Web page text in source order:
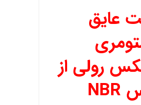
عایق
رولی از
NBR